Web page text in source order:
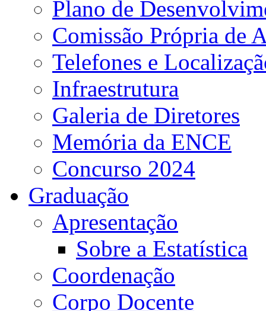
Plano de
Comissão Própria de
Telefones e
Infraestrutura
Galeria de Diretores
Memória da ENCE
Concurso 2024
Graduação
Apresentação
Sobre a Estatística
Coordenação
Corpo Docente